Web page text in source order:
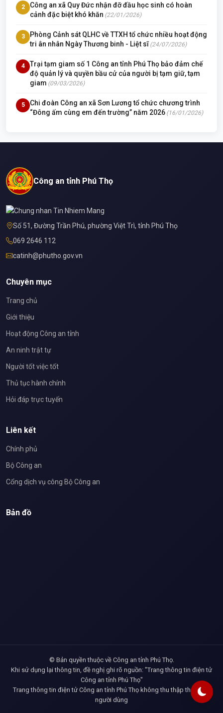
2
Công an xã Quy Đức nhận đỡ đầu học sinh có hoàn
cảnh đặc biệt khó khăn (22/01/2026)
3
Phòng Cảnh sát QLHC về TTXH tổ chức nhiều hoạt động
tri ân nhân Ngày Thương binh - Liệt sĩ (24/07/2026)
4
Trại tạm giam số 1 Công an tỉnh Phú Thọ bảo đảm chế
độ quản lý và quyền bầu cử của người bị tạm giữ, tạm
giam (09/03/2026)
5
Chi đoàn Công an xã Sơn Lương tổ chức chương trình
“Đông ấm cùng em đến trường” năm 2026 (16/01/2026)
Công an tỉnh Phú Thọ
Số 51, Đường Trần Phú, phường Việt Trì, tỉnh Phú Thọ
069 2646 112
catinh@phutho.gov.vn
Chuyên mục
Trang chủ
Giới thiệu
Hoạt động Công an tỉnh
An ninh trật tự
Người tốt việc tốt
Thủ tục hành chính
Hỏi đáp trực tuyến
Liên kết
Chính phủ
Bộ Công an
Cổng dịch vụ công Bộ Công an
Bản đồ
© Bản quyền thuộc về Công an tỉnh Phú Thọ.
Khi sử dụng lại thông tin, đề nghị ghi rõ nguồn: "Trang thông tin điện tử
Công an tỉnh Phú Thọ"
Trang thông tin điện tử Công an tỉnh Phú Thọ không thu thập thông tin
người dùng